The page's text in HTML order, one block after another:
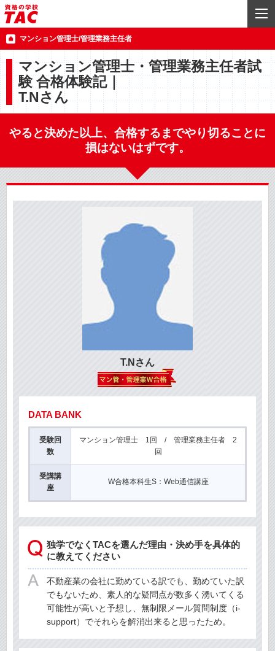
マンション管理士/管理業務主任者
マンション管理士・管理業務主任者試
験 合格体験記｜
T.Nさん
やると決めた以上、合格するまでやり切ることに
損はないはずです。
T.Nさん
DATA BANK
受験回
数
マンション管理士 1回 / 管理業務主任者 2
回
受講講
座
W合格本科生S：Web通信講座
独学でなくTACを選んだ理由・決め手を具体的
に教えてください
不動産業の会社に勤めている訳でも、勤めていた訳
でもないため、素人的な疑問点が数多く湧いてくる
可能性が高いと予想し、無制限メール質問制度（i-
support）でそれらを解消出来ると思ったため。